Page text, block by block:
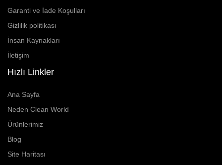
Garanti ve İade Koşulları
Gizlilik politikası
İnsan Kaynakları
İletişim
Hızlı Linkler
Ana Sayfa
Neden Clean World
Ürünlerimiz
Blog
Site Haritası